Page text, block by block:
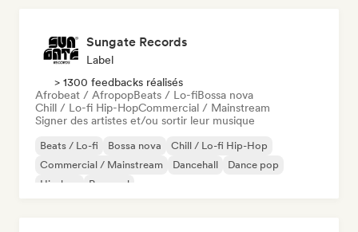
Sungate Records
Label
> 1300 feedbacks réalisés
Afrobeat / AfropopBeats / Lo-fiBossa nova
Chill / Lo-fi Hip-HopCommercial / Mainstream
Signer des artistes et/ou sortir leur musique
Beats / Lo-fi Bossa nova
Chill / Lo-fi Hip-Hop
Commercial / Mainstream
Dancehall
Dance pop
Hip-hop
Pop soul